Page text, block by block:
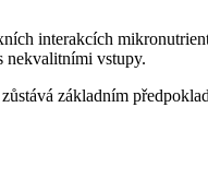
interakcích
nekvalitními vstupy.
základním